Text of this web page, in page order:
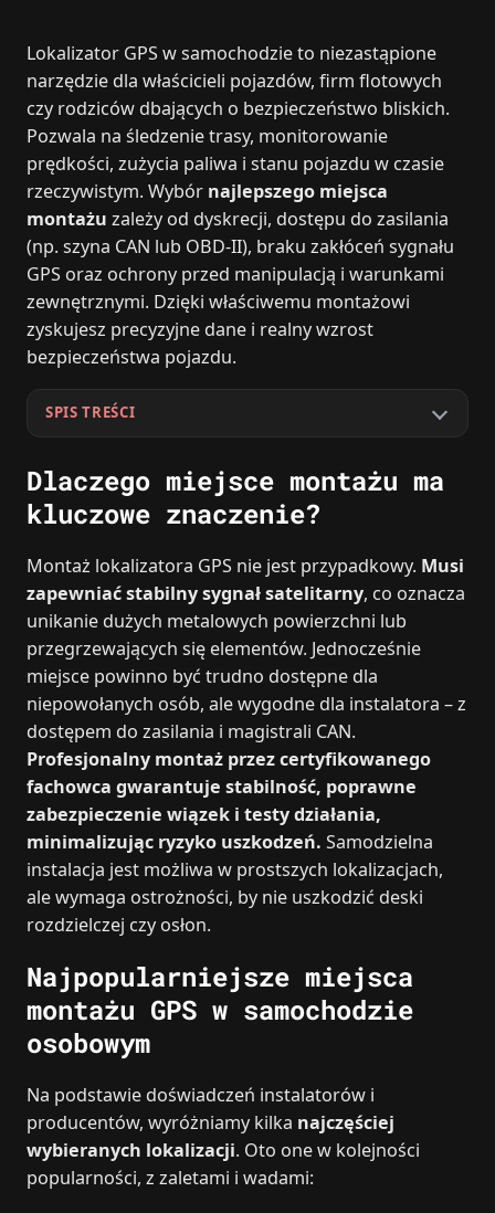
Lokalizator GPS w samochodzie to niezastąpione
narzędzie dla właścicieli pojazdów, firm flotowych
czy rodziców dbających o bezpieczeństwo bliskich.
Pozwala na śledzenie trasy, monitorowanie
prędkości, zużycia paliwa i stanu pojazdu w czasie
rzeczywistym. Wybór najlepszego miejsca
montażu zależy od dyskrecji, dostępu do zasilania
(np. szyna CAN lub OBD-II), braku zakłóceń sygnału
GPS oraz ochrony przed manipulacją i warunkami
zewnętrznymi. Dzięki właściwemu montażowi
zyskujesz precyzyjne dane i realny wzrost
bezpieczeństwa pojazdu.
SPIS TREŚCI
Dlaczego miejsce montażu ma
kluczowe znaczenie?
Montaż lokalizatora GPS nie jest przypadkowy. Musi
zapewniać stabilny sygnał satelitarny, co oznacza
unikanie dużych metalowych powierzchni lub
przegrzewających się elementów. Jednocześnie
miejsce powinno być trudno dostępne dla
niepowołanych osób, ale wygodne dla instalatora – z
dostępem do zasilania i magistrali CAN.
Profesjonalny montaż przez certyfikowanego
fachowca gwarantuje stabilność, poprawne
zabezpieczenie wiązek i testy działania,
minimalizując ryzyko uszkodzeń. Samodzielna
instalacja jest możliwa w prostszych lokalizacjach,
ale wymaga ostrożności, by nie uszkodzić deski
rozdzielczej czy osłon.
Najpopularniejsze miejsca
montażu GPS w samochodzie
osobowym
Na podstawie doświadczeń instalatorów i
producentów, wyróżniamy kilka najczęściej
wybieranych lokalizacji. Oto one w kolejności
popularności, z zaletami i wadami: